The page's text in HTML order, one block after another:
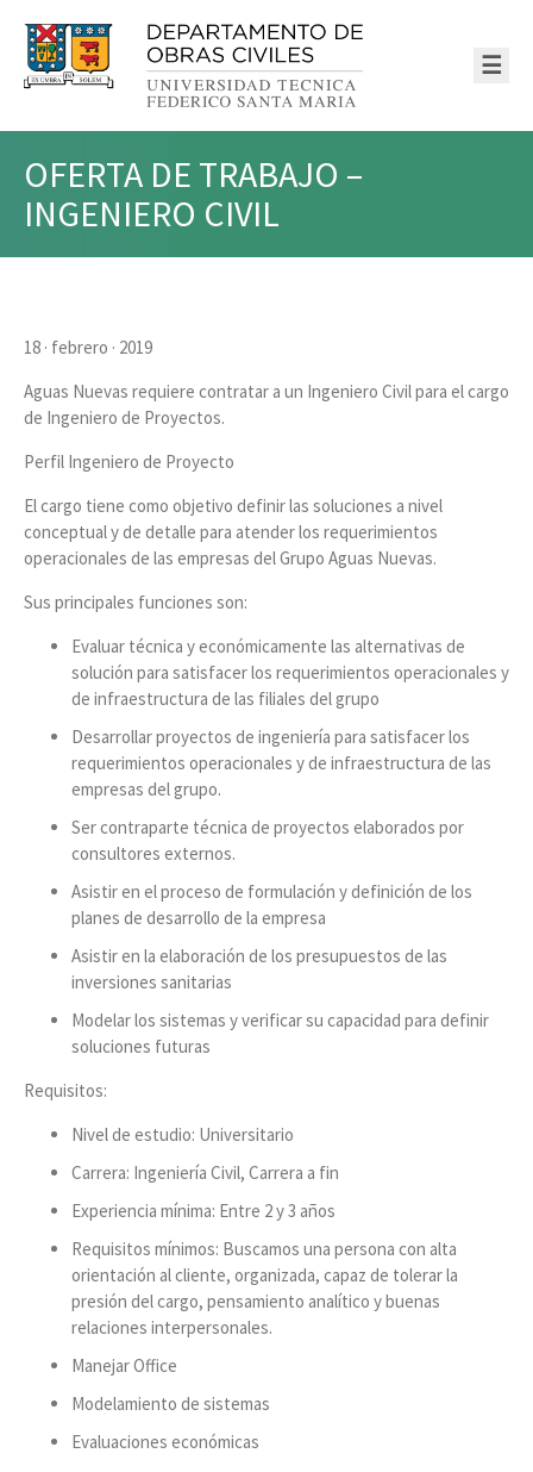
☰
OFERTA DE TRABAJO –
INGENIERO CIVIL
18 · febrero · 2019
Aguas Nuevas requiere contratar a un Ingeniero Civil para el cargo
de Ingeniero de Proyectos.
Perfil Ingeniero de Proyecto
El cargo tiene como objetivo definir las soluciones a nivel
conceptual y de detalle para atender los requerimientos
operacionales de las empresas del Grupo Aguas Nuevas.
Sus principales funciones son:
Evaluar técnica y económicamente las alternativas de
solución para satisfacer los requerimientos operacionales y
de infraestructura de las filiales del grupo
Desarrollar proyectos de ingeniería para satisfacer los
requerimientos operacionales y de infraestructura de las
empresas del grupo.
Ser contraparte técnica de proyectos elaborados por
consultores externos.
Asistir en el proceso de formulación y definición de los
planes de desarrollo de la empresa
Asistir en la elaboración de los presupuestos de las
inversiones sanitarias
Modelar los sistemas y verificar su capacidad para definir
soluciones futuras
Requisitos:
Nivel de estudio: Universitario
Carrera: Ingeniería Civil, Carrera a fin
Experiencia mínima: Entre 2 y 3 años
Requisitos mínimos: Buscamos una persona con alta
orientación al cliente, organizada, capaz de tolerar la
presión del cargo, pensamiento analítico y buenas
relaciones interpersonales.
Manejar Office
Modelamiento de sistemas
Evaluaciones económicas